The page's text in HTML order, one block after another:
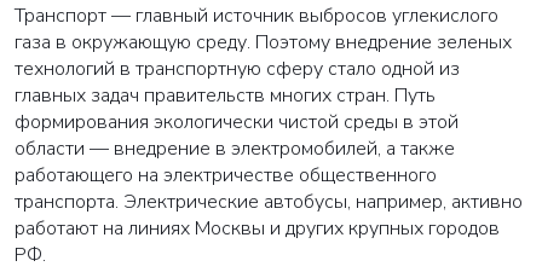
Транспорт — главный источник выбросов углекислого
газа в окружающую среду. Поэтому внедрение зеленых
технологий в транспортную сферу стало одной из
главных задач правительств многих стран. Путь
формирования экологически чистой среды в этой
области — внедрение в электромобилей, а также
работающего на электричестве общественного
транспорта. Электрические автобусы, например, активно
работают на линиях Москвы и других крупных городов
РФ.